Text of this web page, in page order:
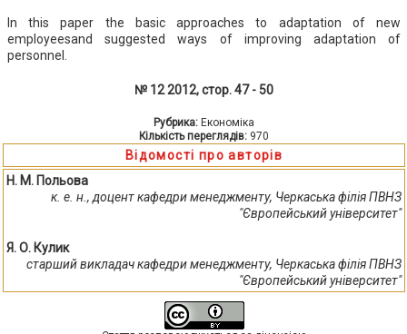
In this paper the basic approaches to adaptation of new
employeesand suggested ways of improving adaptation of
personnel.
№ 12 2012, стор. 47 - 50
Рубрика: Економіка
Кількість переглядів: 970
Відомості про авторів
Н. М. Польова
к. е. н., доцент кафедри менеджменту, Черкаська філія ПВНЗ
"Європейський університет"
Я. О. Кулик
старший викладач кафедри менеджменту, Черкаська філія ПВНЗ
"Європейський університет"